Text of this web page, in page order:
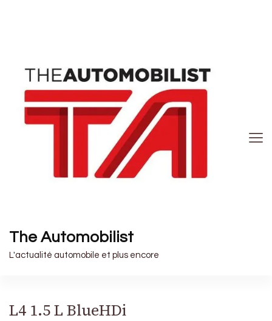
The Automobilist
L'actualité automobile et plus encore
L4 1.5 L BlueHDi